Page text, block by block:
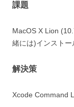
課題
MacOS X Lion
緒には)インストー
解決策
Xcode Command